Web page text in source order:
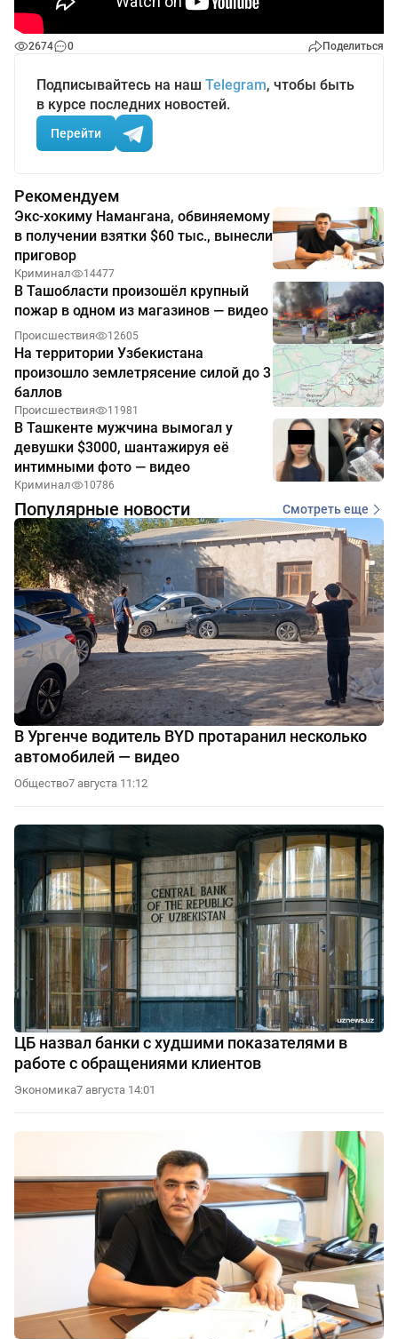
2674 0 Поделиться
Подписывайтесь на наш Telegram, чтобы быть
в курсе последних новостей.
Перейти
Рекомендуем
Экс-хокиму Намангана, обвиняемому
в получении взятки $60 тыс., вынесли
приговор
Криминал 14477
В Ташобласти произошёл крупный
пожар в одном из магазинов — видео
Происшествия 12605
На территории Узбекистана
произошло землетрясение силой до 3
баллов
Происшествия 11981
В Ташкенте мужчина вымогал у
девушки $3000, шантажируя её
интимными фото — видео
Криминал 10786
Популярные новости Смотреть еще
В Ургенче водитель BYD протаранил несколько
автомобилей — видео
Общество7 августа 11:12
ЦБ назвал банки с худшими показателями в
работе с обращениями клиентов
Экономика7 августа 14:01